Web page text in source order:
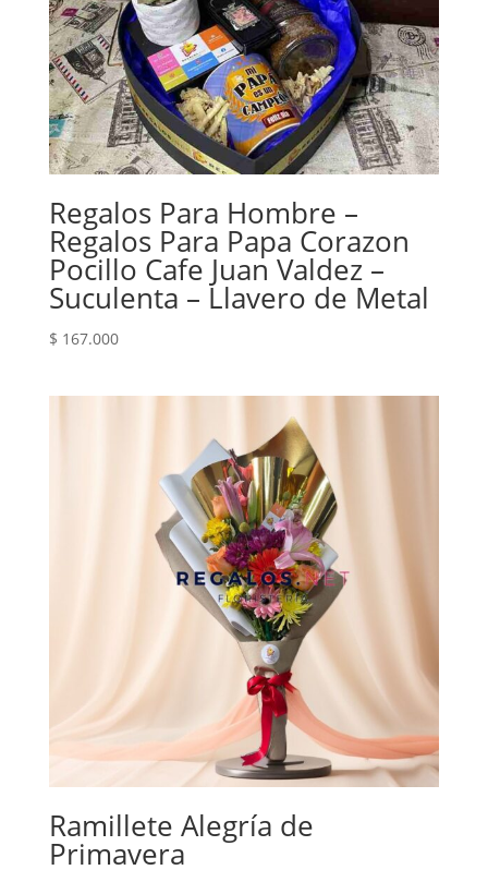
Regalos Para Hombre –
Regalos Para Papa Corazon
Pocillo Cafe Juan Valdez –
Suculenta – Llavero de Metal
$ 167.000
Ramillete Alegría de
Primavera